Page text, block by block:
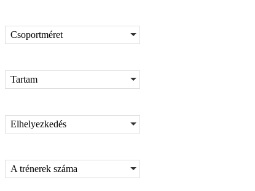
Csoportméret
Tartam
Elhelyezkedés
A trénerek száma